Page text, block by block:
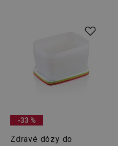
-33 %
Zdravé dózy do